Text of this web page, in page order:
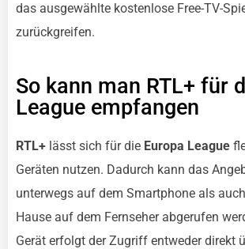
das ausgewählte kostenlose Free-TV-
zurückgreifen.
So kann man RTL+ für
League empfangen
RTL+ lässt sich für die Europa League
Geräten nutzen. Dadurch kann das
unterwegs auf dem Smartphone als
Hause auf dem Fernseher abgerufen
Gerät erfolgt der Zugriff entweder direkt